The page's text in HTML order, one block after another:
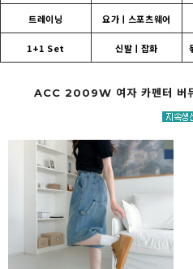
트레이닝 요가ㅣ스포츠웨어
1+1 Set 신발ㅣ잡화
ACC 2009W 여자 카펜터 버